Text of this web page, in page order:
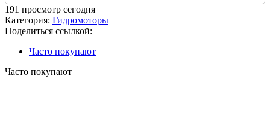
191 просмотр сегодня
Категория: Гидромоторы
Поделиться ссылкой:
Часто покупают
Часто покупают